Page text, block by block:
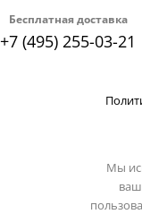
Бесплатная доставка
+7 (495) 255-03-21
Мы